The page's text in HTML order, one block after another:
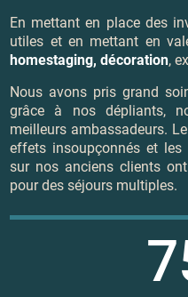
En mettant en place des
utiles et en mettant en
homestaging, décoration,
Nous avons pris grand
grâce à nos dépliants,
meilleurs ambassadeurs.
effets insoupçonnés et
sur nos anciens clients
pour des séjours multiples.